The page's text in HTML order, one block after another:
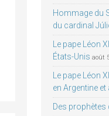
Hommage du
du cardinal
Le pape Léon
États-Unis août
Le pape Léon
en Argentine et
Des prophètes